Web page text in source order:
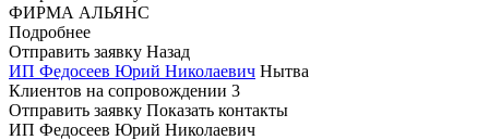
ФИРМА АЛЬЯНС
Подробнее
Отправить заявку Назад
ИП Федосеев Юрий Николаевич Нытва
Клиентов на сопровождении 3
Отправить заявку Показать контакты
ИП Федосеев Юрий Николаевич